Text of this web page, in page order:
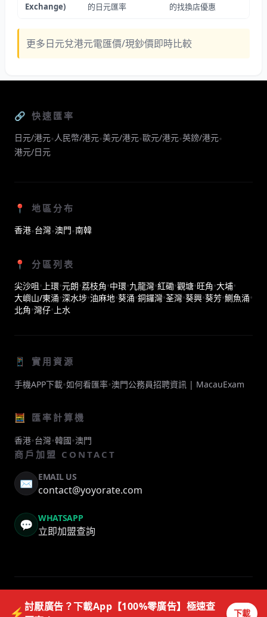
⚡討厭廣告？下載App【100%零廣告】極速查
下載
Exchange)
的日元匯率
的找換店優惠
更多日元兌港元電匯價/現鈔價即時比較
🔗 快速匯率
日元/港元•人民幣/港元•美元/港元•歐元/港元•英鎊/港元•
港元/日元
📍 地區分布
香港•台灣•澳門•南韓
📍 分區列表
尖沙咀• 上環•元朗•荔枝角•中環•九龍灣•紅磡•觀塘•旺角•大埔•
大嶼山/東涌•深水埗•油麻地•葵涌•銅鑼灣•荃灣•葵興•葵芳•鰂魚涌•
北角•灣仔• 上水
📱 實用資源
手機APP下載•如何看匯率•澳門公務員招聘資訊 | MacauExam
🧮 匯率計算機
香港•台灣•韓國•澳門
商戶加盟 CONTACT
✉️ EMAIL US
contact@yoyorate.com
💬 WHATSAPP
立即加盟查詢
© 2026 YOYORATE. ALL RIGHTS RESERVED.